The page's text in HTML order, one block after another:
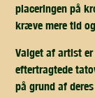
placeringen på
kræve mere tid
Valget af artist
eftertragtede
på grund af